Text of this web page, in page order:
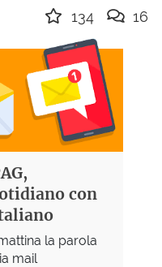
134 16
con
la parola
mail